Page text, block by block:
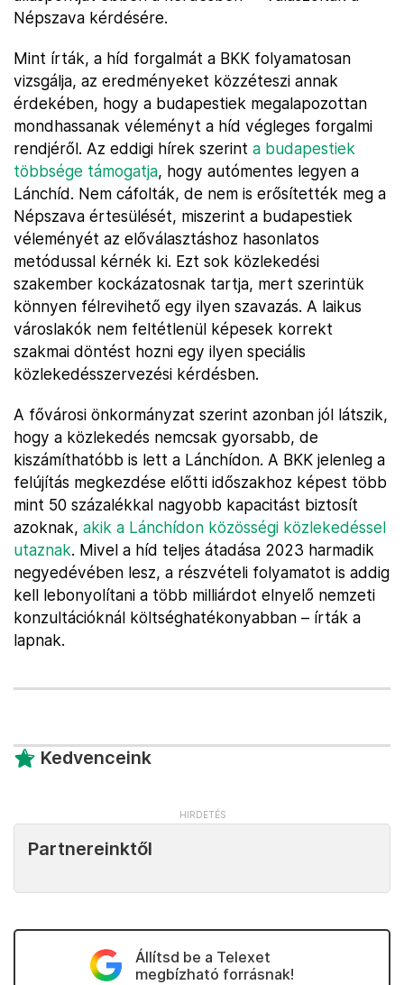
Népszava kérdésére.
Mint írták, a híd forgalmát a BKK folyamatosan
vizsgálja, az eredményeket közzéteszi annak
érdekében, hogy a budapestiek megalapozottan
mondhassanak véleményt a híd végleges forgalmi
rendjéről. Az eddigi hírek szerint a budapestiek
többsége támogatja, hogy autómentes legyen a
Lánchíd. Nem cáfolták, de nem is erősítették meg a
Népszava értesülését, miszerint a budapestiek
véleményét az előválasztáshoz hasonlatos
metódussal kérnék ki. Ezt sok közlekedési
szakember kockázatosnak tartja, mert szerintük
könnyen félrevihető egy ilyen szavazás. A laikus
városlakók nem feltétlenül képesek korrekt
szakmai döntést hozni egy ilyen speciális
közlekedésszervezési kérdésben.
A fővárosi önkormányzat szerint azonban jól látszik,
hogy a közlekedés nemcsak gyorsabb, de
kiszámíthatóbb is lett a Lánchídon. A BKK jelenleg a
felújítás megkezdése előtti időszakhoz képest több
mint 50 százalékkal nagyobb kapacitást biztosít
azoknak, akik a Lánchídon közösségi közlekedéssel
utaznak. Mivel a híd teljes átadása 2023 harmadik
negyedévében lesz, a részvételi folyamatot is addig
kell lebonyolítani a több milliárdot elnyelő nemzeti
konzultációknál költséghatékonyabban – írták a
lapnak.
Kedvenceink
Partnereinktől
Állítsd be a Telexet
megbízható forrásnak!